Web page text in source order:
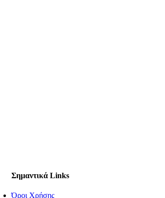
Σημαντικά Links
Όροι Χρήσης